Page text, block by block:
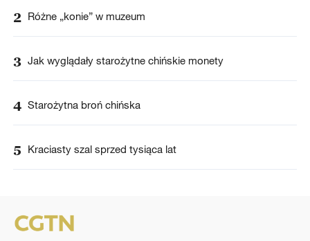
2 Różne „konie” w muzeum
3 Jak wyglądały starożytne chińskie monety
4 Starożytna broń chińska
5 Kraciasty szal sprzed tysiąca lat